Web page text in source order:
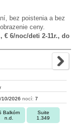
bez poistenia a bez
ceny.
€ 6/noc/deti 2-11r., do
10/2026 nocí: 7
Balkóm
n.d.
Suite
1.349